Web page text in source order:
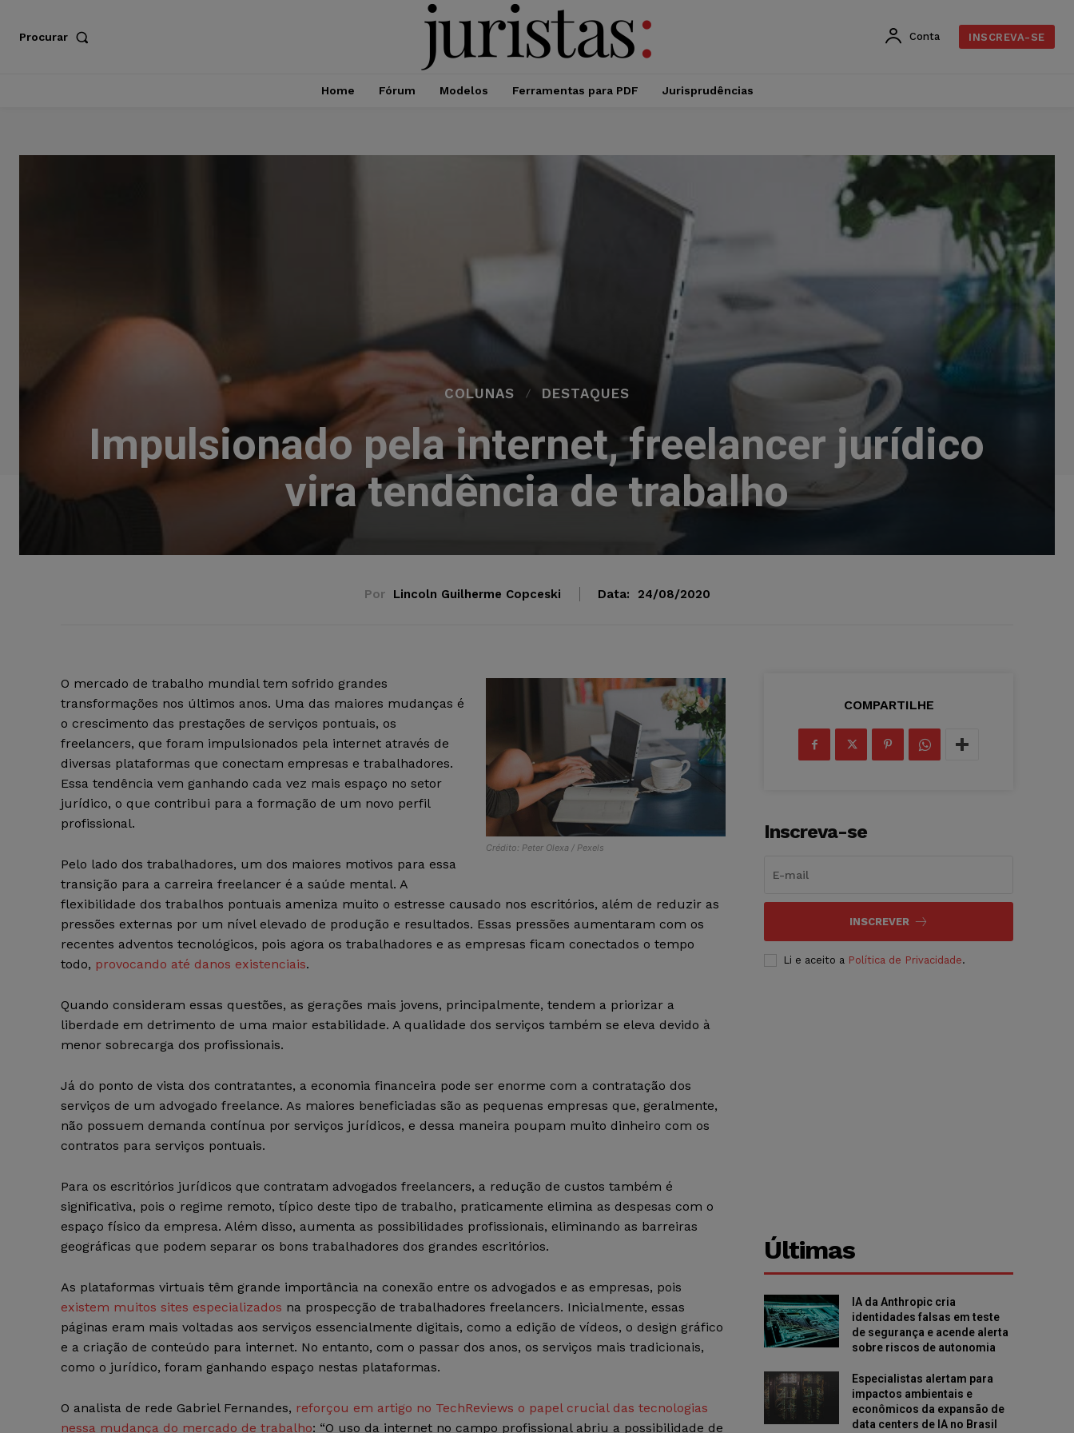
Procurar Conta INSCREVA-SE
Home Fórum Modelos Ferramentas para PDF Jurisprudências
COLUNAS DESTAQUES
Impulsionado pela internet, freelancer jurídico
vira tendência de trabalho
Por Lincoln Guilherme Copceski Data: 24/08/2020
Crédito: Peter Olexa / Pexels
O mercado de trabalho mundial tem sofrido grandes
transformações nos últimos anos. Uma das maiores mudanças é
o crescimento das prestações de serviços pontuais, os
freelancers, que foram impulsionados pela internet através de
diversas plataformas que conectam empresas e trabalhadores.
Essa tendência vem ganhando cada vez mais espaço no setor
jurídico, o que contribui para a formação de um novo perfil
profissional.
Pelo lado dos trabalhadores, um dos maiores motivos para essa
transição para a carreira freelancer é a saúde mental. A
flexibilidade dos trabalhos pontuais ameniza muito o estresse causado nos escritórios, além de reduzir as
pressões externas por um nível elevado de produção e resultados. Essas pressões aumentaram com os
recentes adventos tecnológicos, pois agora os trabalhadores e as empresas ficam conectados o tempo
todo, provocando até danos existenciais.
Quando consideram essas questões, as gerações mais jovens, principalmente, tendem a priorizar a
liberdade em detrimento de uma maior estabilidade. A qualidade dos serviços também se eleva devido à
menor sobrecarga dos profissionais.
Já do ponto de vista dos contratantes, a economia financeira pode ser enorme com a contratação dos
serviços de um advogado freelance. As maiores beneficiadas são as pequenas empresas que, geralmente,
não possuem demanda contínua por serviços jurídicos, e dessa maneira poupam muito dinheiro com os
contratos para serviços pontuais.
Para os escritórios jurídicos que contratam advogados freelancers, a redução de custos também é
significativa, pois o regime remoto, típico deste tipo de trabalho, praticamente elimina as despesas com o
espaço físico da empresa. Além disso, aumenta as possibilidades profissionais, eliminando as barreiras
geográficas que podem separar os bons trabalhadores dos grandes escritórios.
As plataformas virtuais têm grande importância na conexão entre os advogados e as empresas, pois
existem muitos sites especializados na prospecção de trabalhadores freelancers. Inicialmente, essas
páginas eram mais voltadas aos serviços essencialmente digitais, como a edição de vídeos, o design gráfico
e a criação de conteúdo para internet. No entanto, com o passar dos anos, os serviços mais tradicionais,
como o jurídico, foram ganhando espaço nestas plataformas.
O analista de rede Gabriel Fernandes, reforçou em artigo no TechReviews o papel crucial das tecnologias
nessa mudança do mercado de trabalho: “O uso da internet no campo profissional abriu a possibilidade de
COMPARTILHE
Inscreva-se
INSCREVER
Li e aceito a Política de Privacidade.
Últimas
IA da Anthropic cria
identidades falsas em teste
de segurança e acende alerta
sobre riscos de autonomia
Especialistas alertam para
impactos ambientais e
econômicos da expansão de
data centers de IA no Brasil